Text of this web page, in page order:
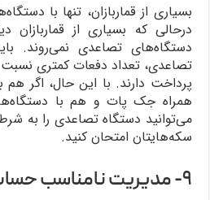
بسیاری از قماربازان، تنها با
درحالی که بسیاری از
دستگاه‌های تصاعدی نمی‌روند.
تصاعدی، تعداد دفعات کمتری
پرداخت دارند. با این حال، اگر
همراه جک پات و هم با
می‌توانید دستگاه تصاعدی را به شرط
سکه‌هایتان امتحان کنید.
۹- مدیریت نامناسب حساب بانکی